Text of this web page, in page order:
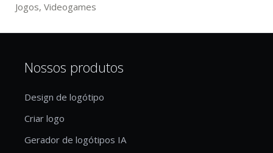
Jogos, Videogames
Nossos produtos
Design de logótipo
Criar logo
Gerador de logótipos IA